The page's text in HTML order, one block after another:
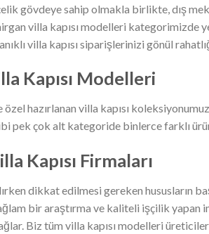
gövdeye sahip olmakla birlikte, dış
villa kapısı modelleri kategorimizde
villa kapısı siparişlerinizi gönül
Kapısı Modelleri
hazırlanan villa kapısı
pek çok alt kategoride binlerce farklı
Kapısı Firmaları
dikkat edilmesi gereken hususların
bir araştırma ve kaliteli işçilik
Biz tüm villa kapısı modelleri